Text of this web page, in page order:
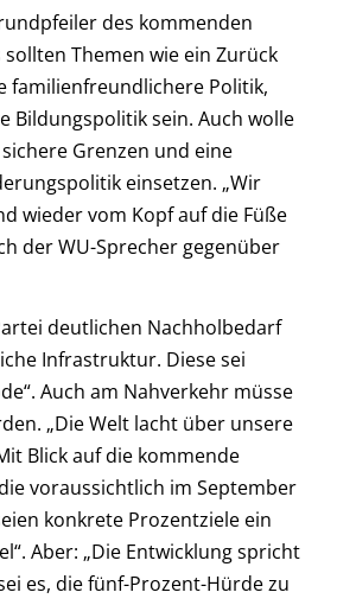
des kommenden
Themen wie ein Zurück
familienfreundlichere Politik,
Bildungspolitik sein. Auch wolle
Grenzen und eine
einsetzen. „Wir
wieder vom Kopf auf die Füße
der WU-Sprecher gegenüber
deutlichen Nachholbedarf
Infrastruktur. Diese sei
Auch am Nahverkehr müsse
„Die Welt lacht über unsere
Blick auf die kommende
voraussichtlich im September
konkrete Prozentziele ein
Aber: „Die Entwicklung spricht
es, die fünf-Prozent-Hürde zu